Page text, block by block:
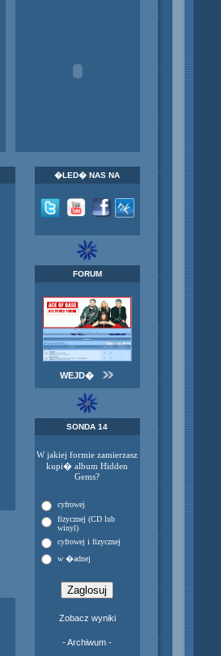
�LED� NAS NA
FORUM
WEJD�
SONDA 14
W jakiej formie zamierzasz
kupi� album Hidden
Gems?
cyfrowej
fizycznej (CD lub
winyl)
cyfrowej i fizycznej
w �adnej
Zobacz wyniki
- Archiwum -